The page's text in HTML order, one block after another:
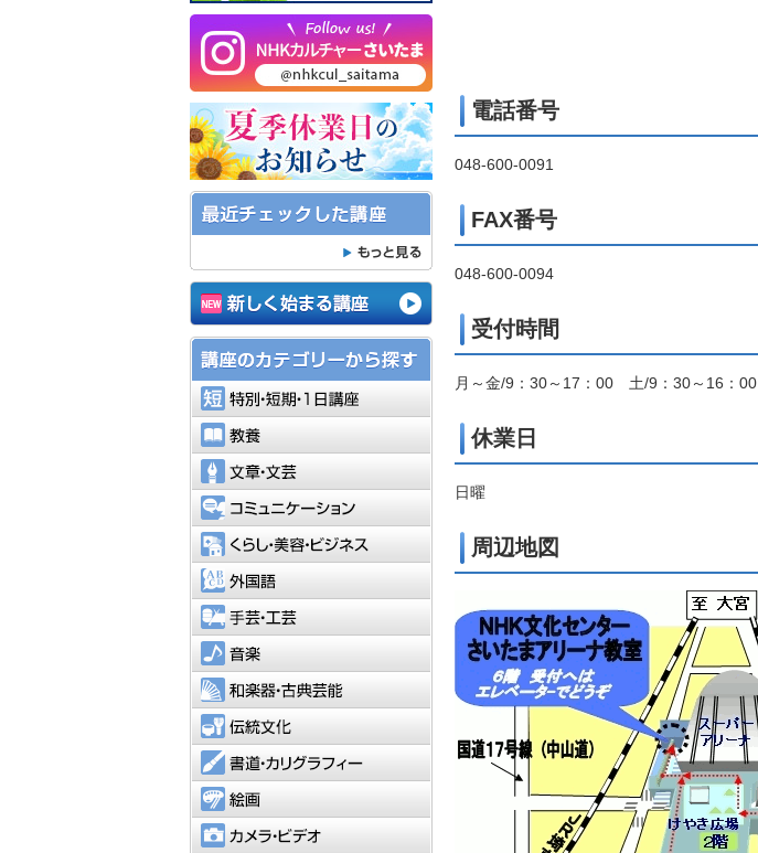
電話番号
048-600-0091
FAX番号
048-600-0094
受付時間
月～金/9：30～17：00 土/9：30～16：00
休業日
日曜
周辺地図
特別・短期・1日講座
教養
文章・文芸
コミュニケーション
くらし・美容・ビジネス
外国語
手芸・工芸
和楽器・古典芸能
書道・カリグラフィー